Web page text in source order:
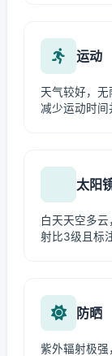
运动
天气较好，
减少运动时间
太阳
白天天空多
射比3级且标
防晒
紫外辐射极强